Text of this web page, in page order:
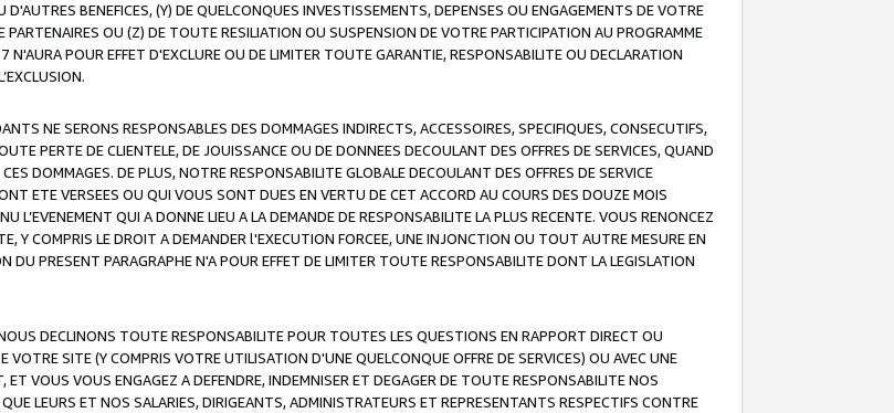
BENEFICES, (Y) DE QUELCONQUES INVESTISSEMENTS, DEPENSES OU ENGAGEMENTS DE VOTRE
OU (Z) DE TOUTE RESILIATION OU SUSPENSION DE VOTRE PARTICIPATION AU PROGRAMME
POUR EFFET D'EXCLURE OU DE LIMITER TOUTE GARANTIE, RESPONSABILITE OU DECLARATION
NE SERONS RESPONSABLES DES DOMMAGES INDIRECTS, ACCESSOIRES, SPECIFIQUES, CONSECUTIFS,
PERTE DE CLIENTELE, DE JOUISSANCE OU DE DONNEES DECOULANT DES OFFRES DE SERVICES, QUAND
DOMMAGES. DE PLUS, NOTRE RESPONSABILITE GLOBALE DECOULANT DES OFFRES DE SERVICE
ETE VERSEES OU QUI VOUS SONT DUES EN VERTU DE CET ACCORD AU COURS DES DOUZE MOIS
L’EVENEMENT QUI A DONNE LIEU A LA DEMANDE DE RESPONSABILITE LA PLUS RECENTE. VOUS RENONCEZ
Y COMPRIS LE DROIT A DEMANDER l'EXECUTION FORCEE, UNE INJONCTION OU TOUT AUTRE MESURE EN
DU PRESENT PARAGRAPHE N'A POUR EFFET DE LIMITER TOUTE RESPONSABILITE DONT LA LEGISLATION
DECLINONS TOUTE RESPONSABILITE POUR TOUTES LES QUESTIONS EN RAPPORT DIRECT OU
VOTRE SITE (Y COMPRIS VOTRE UTILISATION D'UNE QUELCONQUE OFFRE DE SERVICES) OU AVEC UNE
VOUS VOUS ENGAGEZ A DEFENDRE, INDEMNISER ET DEGAGER DE TOUTE RESPONSABILITE NOS
LEURS ET NOS SALARIES, DIRIGEANTS, ADMINISTRATEURS ET REPRESENTANTS RESPECTIFS CONTRE